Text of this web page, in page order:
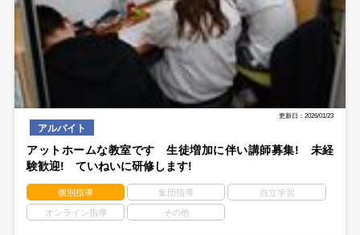
更新日：2026/01/23
アルバイト
アットホームな教室です 生徒増加に伴い講師募集! 未経
験歓迎! ていねいに研修します!
個別指導 集団指導 自立学習
オンライン指導 その他